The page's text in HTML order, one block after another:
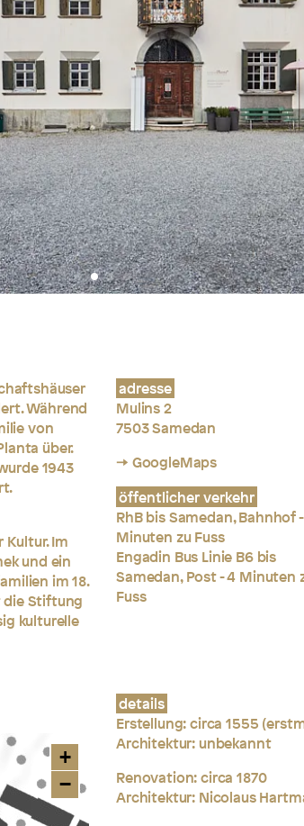
Während
von
über.
1943
Im
und ein
im 18.
die Stiftung
kulturelle
adresse
Mulins 2
7503 Samedan
→ GoogleMaps
öffentlicher verkehr
RhB bis Samedan, Bahnhof
Minuten zu Fuss
Engadin Bus Linie B6 bis
Samedan, Post - 4 Minuten
Fuss
details
Erstellung:circa 1555
Architektur: unbekannt
Renovation: circa 1870
Architektur: Nicolaus
+
−